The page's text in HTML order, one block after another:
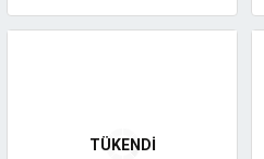
TÜKENDİ